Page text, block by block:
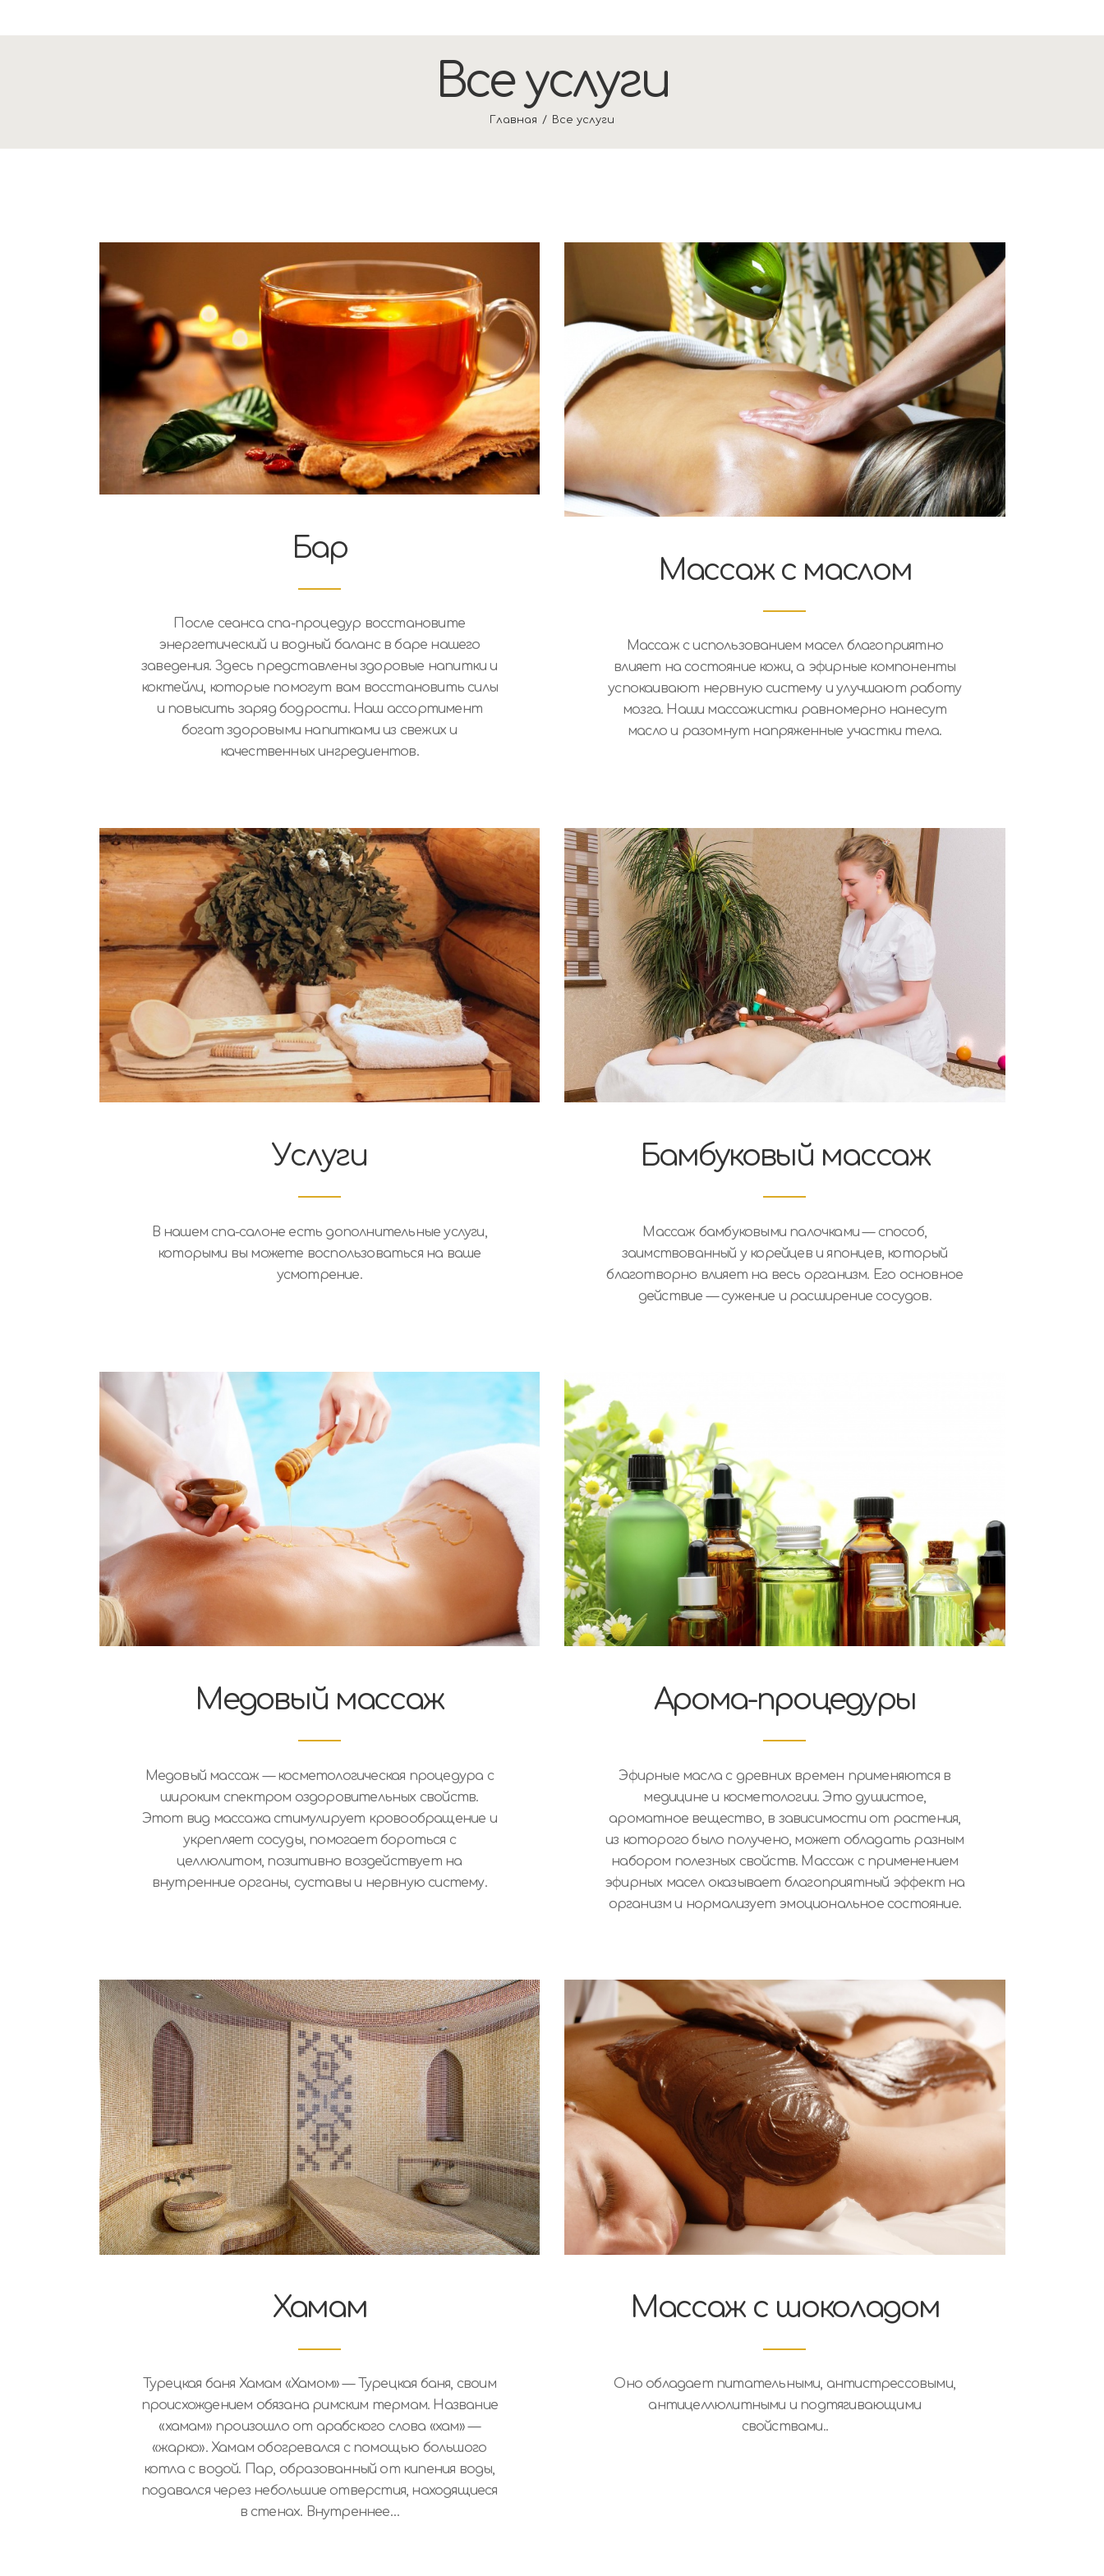
Все услуги
Главная Все услуги
Бар
После сеанса спа-процедур восстановите
энергетический и водный баланс в баре нашего
заведения. Здесь представлены здоровые напитки и
коктейли, которые помогут вам восстановить силы
и повысить заряд бодрости. Наш ассортимент
богат здоровыми напитками из свежих и
качественных ингредиентов.
Массаж с маслом
Массаж с использованием масел благоприятно
влияет на состояние кожи, а эфирные компоненты
успокаивают нервную систему и улучшают работу
мозга. Наши массажистки равномерно нанесут
масло и разомнут напряженные участки тела.
Услуги
В нашем спа-салоне есть дополнительные услуги,
которыми вы можете воспользоваться на ваше
усмотрение.
Бамбуковый массаж
Массаж бамбуковыми палочками — способ,
заимствованный у корейцев и японцев, который
благотворно влияет на весь организм. Его основное
действие — сужение и расширение сосудов.
Медовый массаж
Медовый массаж — косметологическая процедура с
широким спектром оздоровительных свойств.
Этот вид массажа стимулирует кровообращение и
укрепляет сосуды, помогает бороться с
целлюлитом, позитивно воздействует на
внутренние органы, суставы и нервную систему.
Арома-процедуры
Эфирные масла с древних времен применяются в
медицине и косметологии. Это душистое,
ароматное вещество, в зависимости от растения,
из которого было получено, может обладать разным
набором полезных свойств. Массаж с применением
эфирных масел оказывает благоприятный эффект на
организм и нормализует эмоциональное состояние.
Хамам
Турецкая баня Хамам «Хамом» — Турецкая баня, своим
происхождением обязана римским термам. Название
«хамам» произошло от арабского слова «хам» —
«жарко». Хамам обогревался с помощью большого
котла с водой. Пар, образованный от кипения воды,
подавался через небольшие отверстия, находящиеся
в стенах. Внутреннее…
Массаж с шоколадом
Оно обладает питательными, антистрессовыми,
антицеллюлитными и подтягивающими
свойствами..